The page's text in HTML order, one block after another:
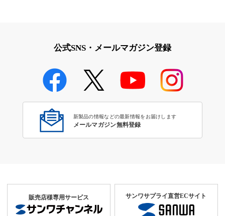
Bluetooth対応キーボード・テ
ンキー
公式SNS・メールマガジン登録
新製品の情報などの最新情報をお届けします
メールマガジン無料登録
販売店様専用サービス サンワサプライ直営ECサイト